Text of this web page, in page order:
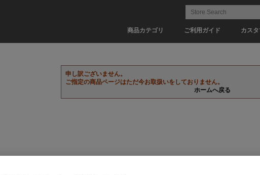
商品カテゴリ ご利用ガイド カス
申し訳ございません。
ご指定の商品ページはただ今お取扱いをしておりません。
ホームへ戻る